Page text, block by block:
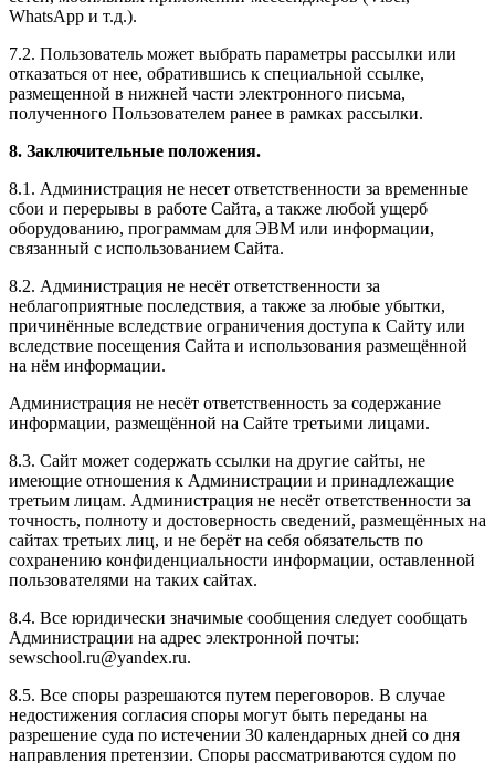
WhatsApp и т.д.).
7.2. Пользователь может выбрать параметры рассылки или
отказаться от нее, обратившись к специальной ссылке,
размещенной в нижней части электронного письма,
полученного Пользователем ранее в рамках рассылки.
8. Заключительные положения.
8.1. Администрация не несет ответственности за временные
сбои и перерывы в работе Сайта, а также любой ущерб
оборудованию, программам для ЭВМ или информации,
связанный с использованием Сайта.
8.2. Администрация не несёт ответственности за
неблагоприятные последствия, а также за любые убытки,
причинённые вследствие ограничения доступа к Сайту или
вследствие посещения Сайта и использования размещённой
на нём информации.
Администрация не несёт ответственность за содержание
информации, размещённой на Сайте третьими лицами.
8.3. Сайт может содержать ссылки на другие сайты, не
имеющие отношения к Администрации и принадлежащие
третьим лицам. Администрация не несёт ответственности за
точность, полноту и достоверность сведений, размещённых на
сайтах третьих лиц, и не берёт на себя обязательств по
сохранению конфиденциальности информации, оставленной
пользователями на таких сайтах.
8.4. Все юридически значимые сообщения следует сообщать
Администрации на адрес электронной почты:
sewschool.ru@yandex.ru.
8.5. Все споры разрешаются путем переговоров. В случае
недостижения согласия споры могут быть переданы на
разрешение суда по истечении 30 календарных дней со дня
направления претензии. Споры рассматриваются судом по